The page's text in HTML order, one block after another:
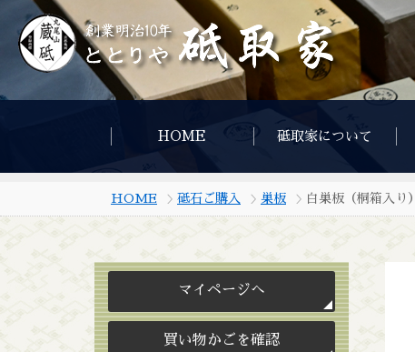
HOME 砥取家について
HOME 砥石ご購入 巣板 白巣板（桐箱入り）
マイページへ
買い物かごを確認